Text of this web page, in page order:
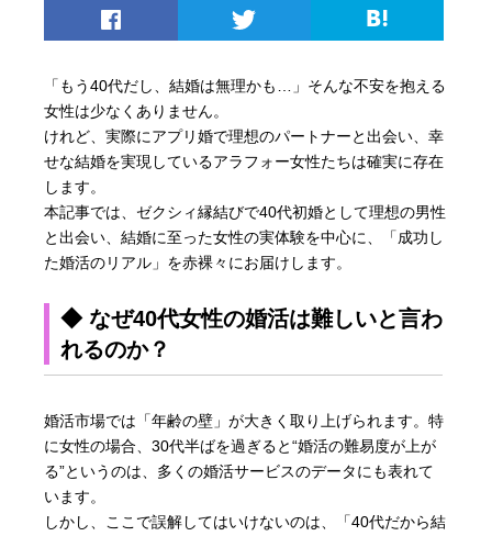
「もう40代だし、結婚は無理かも…」そんな不安を抱える
女性は少なくありません。
けれど、実際にアプリ婚で理想のパートナーと出会い、幸
せな結婚を実現しているアラフォー女性たちは確実に存在
します。
本記事では、ゼクシィ縁結びで40代初婚として理想の男性
と出会い、結婚に至った女性の実体験を中心に、「成功し
た婚活のリアル」を赤裸々にお届けします。
◆ なぜ40代女性の婚活は難しいと言わ
れるのか？
婚活市場では「年齢の壁」が大きく取り上げられます。特
に女性の場合、30代半ばを過ぎると“婚活の難易度が上が
る”というのは、多くの婚活サービスのデータにも表れて
います。
しかし、ここで誤解してはいけないのは、「40代だから結